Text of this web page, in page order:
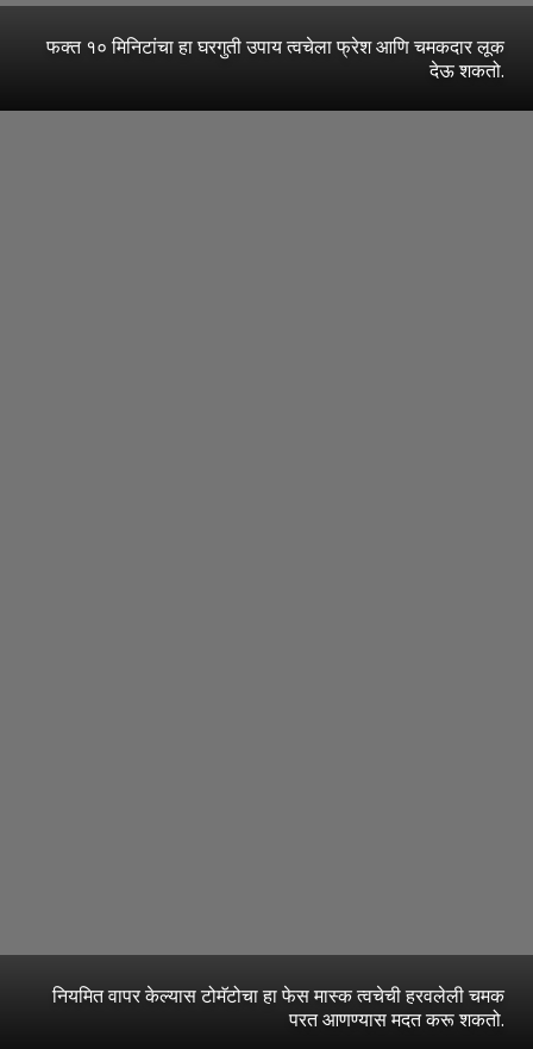
फक्त १० मिनिटांचा हा घरगुती उपाय त्वचेला फ्रेश आणि चमकदार लूक
देऊ शकतो.
नियमित वापर केल्यास टोमॅटोचा हा फेस मास्क त्वचेची हरवलेली चमक
परत आणण्यास मदत करू शकतो.